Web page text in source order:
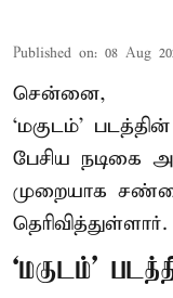
Published on: 08 Aug
சென்னை,
‘மகுடம்’
பேசிய நடிகை
முறையாக
தெரிவித்துள்ளார்.
‘மகுடம்’